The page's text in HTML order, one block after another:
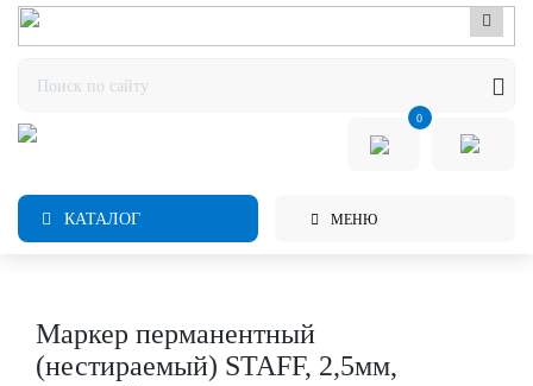
0
КАТАЛОГ МЕНЮ
Маркер перманентный
(нестираемый) STAFF, 2,5мм,